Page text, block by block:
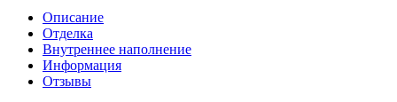
Описание
Отделка
Внутреннее наполнение
Информация
Отзывы